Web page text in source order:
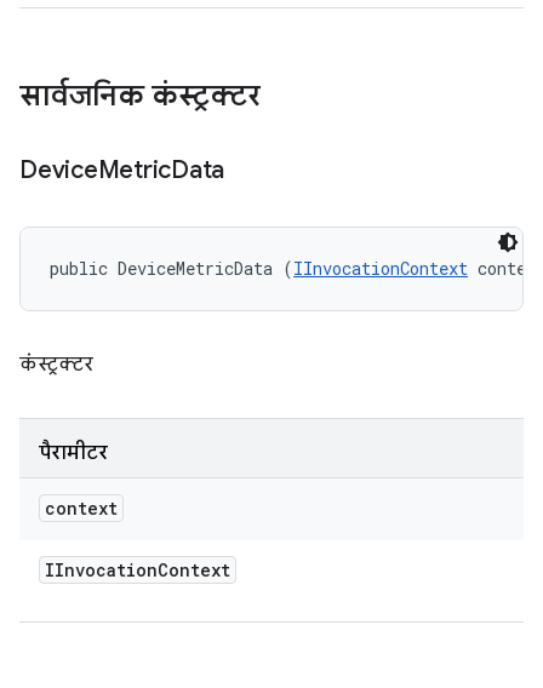
सार्वजनिक कंस्ट्रक्टर
DeviceMetricData
public DeviceMetricData (IInvocationContext
कंस्ट्रक्टर
पैरामीटर
context
IInvocationContext